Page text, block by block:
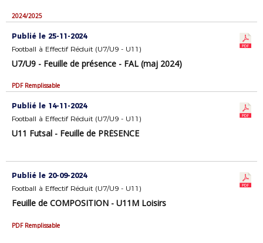
2024/2025
Publié le 25-11-2024
Football à Effectif Réduit (U7/U9 - U11)
U7/U9 - Feuille de présence - FAL (maj 2024)
PDF Remplissable
Publié le 14-11-2024
Football à Effectif Réduit (U7/U9 - U11)
U11 Futsal - Feuille de PRÉSENCE
Publié le 20-09-2024
Football à Effectif Réduit (U7/U9 - U11)
Feuille de COMPOSITION - U11M Loisirs
PDF Remplissable